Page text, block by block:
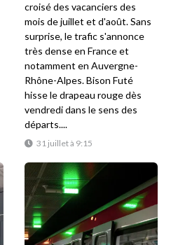
31 juillet à 9:15
croisé des vacanciers des
mois de juillet et d'août. Sans
surprise, le trafic s'annonce
très dense en France et
notamment en Auvergne-
Rhône-Alpes. Bison Futé
hisse le drapeau rouge dès
vendredi dans le sens des
départs....